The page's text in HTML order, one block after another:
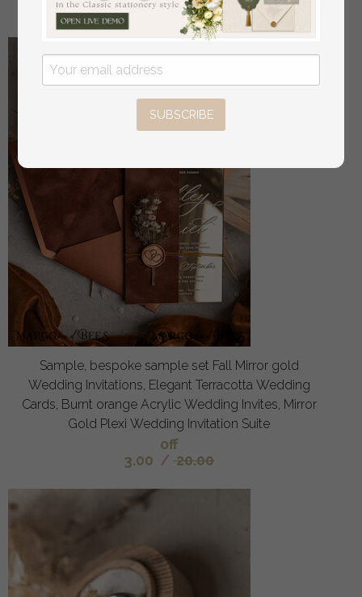
22/28.00
Sample, bespoke sample set Fall Mirror gold
Wedding Invitations, Elegant Terracotta Wedding
Cards, Burnt orange Acrylic Wedding Invites, Mirror
Gold Plexi Wedding Invitation Suite
off
3.00 / 20.00
SUBSCRIBE